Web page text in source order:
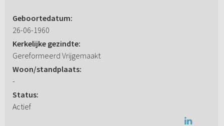
Geboortedatum:
26-06-1960
Kerkelijke gezindte:
Gereformeerd Vrijgemaakt
Woon/standplaats:
-
Status:
Actief